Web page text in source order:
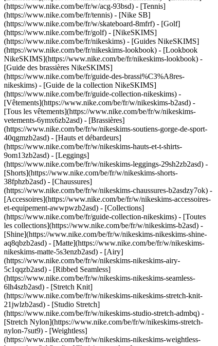
(https://www.nike.com/be/fr/w/acg-93bsd) - [Tennis]
(https://www.nike.com/be/fr/tennis) - [Nike SB]
(https://www.nike.com/be/fr/w/skateboard-8mfrf) - [Golf]
(https://www.nike.com/be/fr/golf) - [NikeSKIMS]
(https://www.nike.com/be/fr/nikeskims) - [Guides NikeSKIMS]
(https://www.nike.com/be/fr/nikeskims-lookbook) - [Lookbook
NikeSKIMS](https://www.nike.com/be/fr/nikeskims-lookbook) -
[Guide des brassières NikeSKIMS]
(https://www.nike.com/be/fr/guide-des-brassi%C3%A8res-
nikeskims) - [Guide de la collection NikeSKIMS]
(https://www.nike.com/be/fr/guide-collection-nikeskims) -
[Vêtements](https://www.nike.com/be/fr/w/nikeskims-b2asd) -
[Tous les vêtements](https://www.nike.com/be/fr/w/nikeskims-
vetements-6ymx6zb2asd) - [Brassières]
(https://www.nike.com/be/fr/w/nikeskims-soutiens-gorge-de-sport-
40qgmzb2asd) - [Hauts et débardeurs]
(https://www.nike.com/be/fr/w/nikeskims-hauts-et-t-shirts-
9om13zb2asd) - [Leggings]
(https://www.nike.com/be/fr/w/nikeskims-leggings-29sh2zb2asd) -
[Shorts](https://www.nike.com/be/fr/w/nikeskims-shorts-
38fphzb2asd) - [Chaussures]
(https://www.nike.com/be/fr/w/nikeskims-chaussures-b2asdzy7ok) -
[Accessoires](https://www.nike.com/be/fr/w/nikeskims-accessoires-
et-equipement-awwpwzb2asd) - [Collections]
(https://www.nike.com/be/fr/guide-collection-nikeskims) - [Toutes
les collections](https://www.nike.com/be/fr/w/nikeskims-b2asd) -
[Shine](https://www.nike.com/be/fr/w/nikeskims-nikeskims-shine-
aq8qbzb2asd) - [Matte](https://www.nike.com/be/fr/w/nikeskims-
nikeskims-matte-5s3enzb2asd) - [Airy]
(https://www.nike.com/be/fr/w/nikeskims-nikeskims-airy-
5c1qqzb2asd) - [Ribbed Seamless]
(https://www.nike.com/be/fr/w/nikeskims-nikeskims-seamless-
6lh4szb2asd) - [Stretch Knit]
(https://www.nike.com/be/fr/w/nikeskims-nikeskims-stretch-knit-
21jwlzb2asd) - [Studio Stretch]
(https://www.nike.com/be/fr/w/nikeskims-studio-stretch-admbq) -
[Stretch Nylon](https://www.nike.com/be/fr/w/nikeskims-stretch-
nylon-7sut9) - [Weightless]
(https://www.nike.com/be/fr/w/nikeskims-nikeskims-weightless-